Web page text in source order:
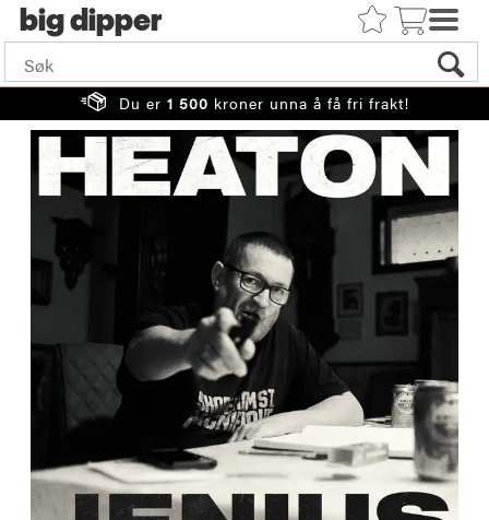
big
Du er 1 500 kroner unna å få fri frakt!